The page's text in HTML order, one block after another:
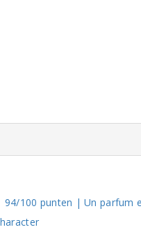
100 punten | Un parfum